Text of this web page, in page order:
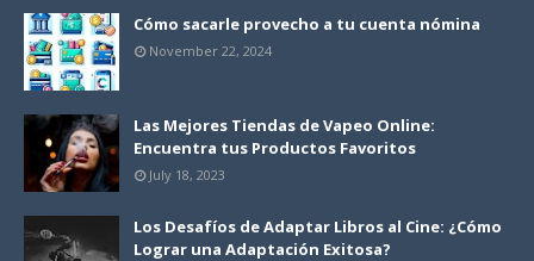
Cómo sacarle provecho a tu cuenta nómina
November 22, 2024
Las Mejores Tiendas de Vapeo Online:
Encuentra tus Productos Favoritos
July 18, 2023
Los Desafíos de Adaptar Libros al Cine: ¿Cómo
Lograr una Adaptación Exitosa?